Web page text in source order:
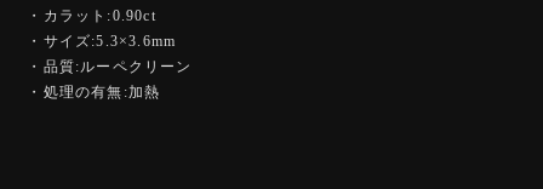
・カラット:0.90ct
・サイズ:5.3×3.6mm
・品質:ルーペクリーン
・処理の有無:加熱